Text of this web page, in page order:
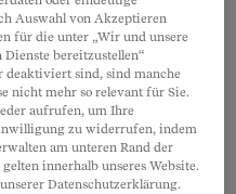
Diese
Auswahl von Akzeptieren
für die unter „Wir und unsere
bereitzustellen“
deaktiviert sind, sind manche
nicht mehr so relevant für Sie.
aufrufen, um Ihre
zu widerrufen, indem
am unteren Rand der
innerhalb unseres Website.
Datenschutzerklärung.